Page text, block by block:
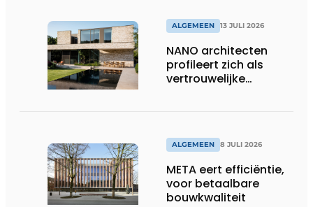
ALGEMEEN 13 JULI 2026
NANO architecten
profileert zich als
vertrouwelijke
ALGEMEEN 8 JULI 2026
META eert efficiëntie,
voor betaalbare
bouwkwaliteit